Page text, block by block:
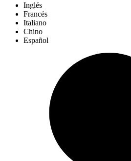
Inglés
Francés
Italiano
Chino
Español